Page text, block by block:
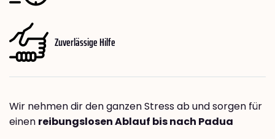
Zuverlässige Hilfe
Wir nehmen dir den ganzen Stress ab und sorgen für
einen reibungslosen Ablauf bis nach Padua